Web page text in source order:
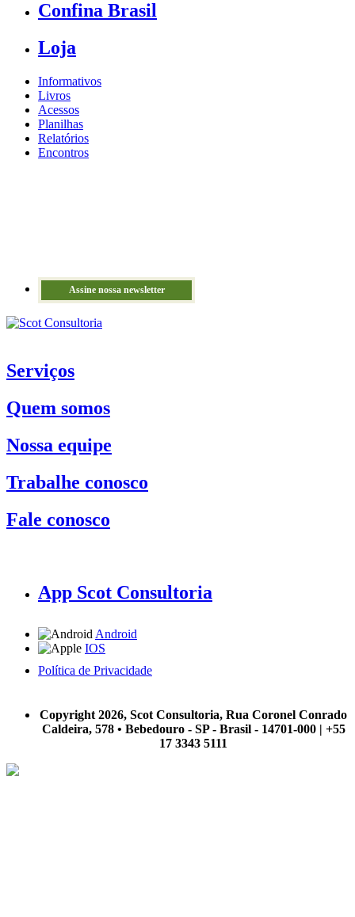
Confina Brasil
Loja
Informativos
Livros
Acessos
Planilhas
Relatórios
Encontros
Assine nossa newsletter
Serviços
Quem somos
Nossa equipe
Trabalhe conosco
Fale conosco
App Scot Consultoria
Android
IOS
Política de Privacidade
Copyright 2026, Scot Consultoria, Rua Coronel Conrado
Caldeira, 578 • Bebedouro - SP - Brasil - 14701-000 | +55
17 3343 5111